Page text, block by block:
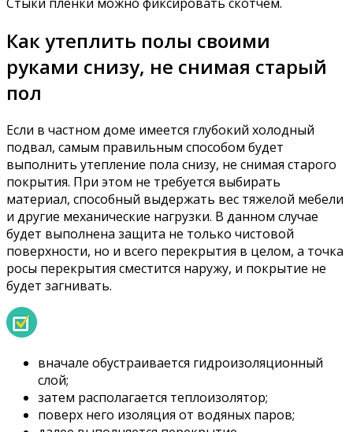
Как утеплить полы своими
руками снизу, не снимая старый
пол
Если в частном доме имеется глубокий холодный
подвал, самым правильным способом будет
выполнить утепление пола снизу, не снимая старого
покрытия. При этом не требуется выбирать
материал, способный выдержать вес тяжелой мебели
и другие механические нагрузки. В данном случае
будет выполнена защита не только чистовой
поверхности, но и всего перекрытия в целом, а точка
росы перекрытия сместится наружу, и покрытие не
будет загнивать.
вначале обустраивается гидроизоляционный
слой;
затем располагается теплоизолятор;
поверх него изоляция от водяных паров;